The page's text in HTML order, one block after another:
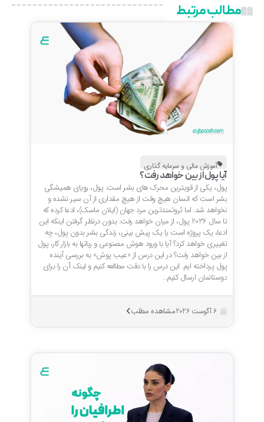
مطالب مرتبط
آموزش مالی و سرمایه گذاری
آیا پول از بین خواهد رفت؟
پول، یکی از قویترین محرک های بشر است. پول، رویای همیشگی
بشر است که انسان هیچ وقت از هیچ مقداری از آن سیر نشده و
نخواهد شد. اما ثروتمندترین مرد جهان (ایلان ماسک)، ادعا کرده که
تا سال 2036 پول، از میان خواهد رفت. بدون درنظر گرفتن اینکه این
ادعا، یک پروژه است یا یک پیش بینی، زندگی بشر بدون پول، چه
تغییری خواهد کرد؟ آیا با ورود هوش مصنوعی و رباتها به بازار کار، پول
از بین خواهد رفت؟ در این درس از «عیب پوش» به بررسی آینده
پول پرداخته ایم. این درس را با دقت مطالعه کنیم و لینک آن را برای
دوستانمان ارسال کنیم…
مشاهده مطلب